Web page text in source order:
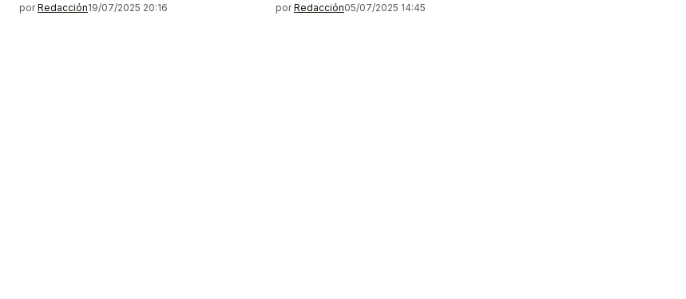
por Redacción19/07/2025 20:16 por Redacción05/07/2025 14:45